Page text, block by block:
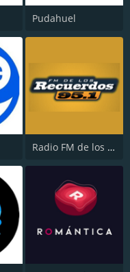
Pudahuel
Radio FM de los Recuerdos